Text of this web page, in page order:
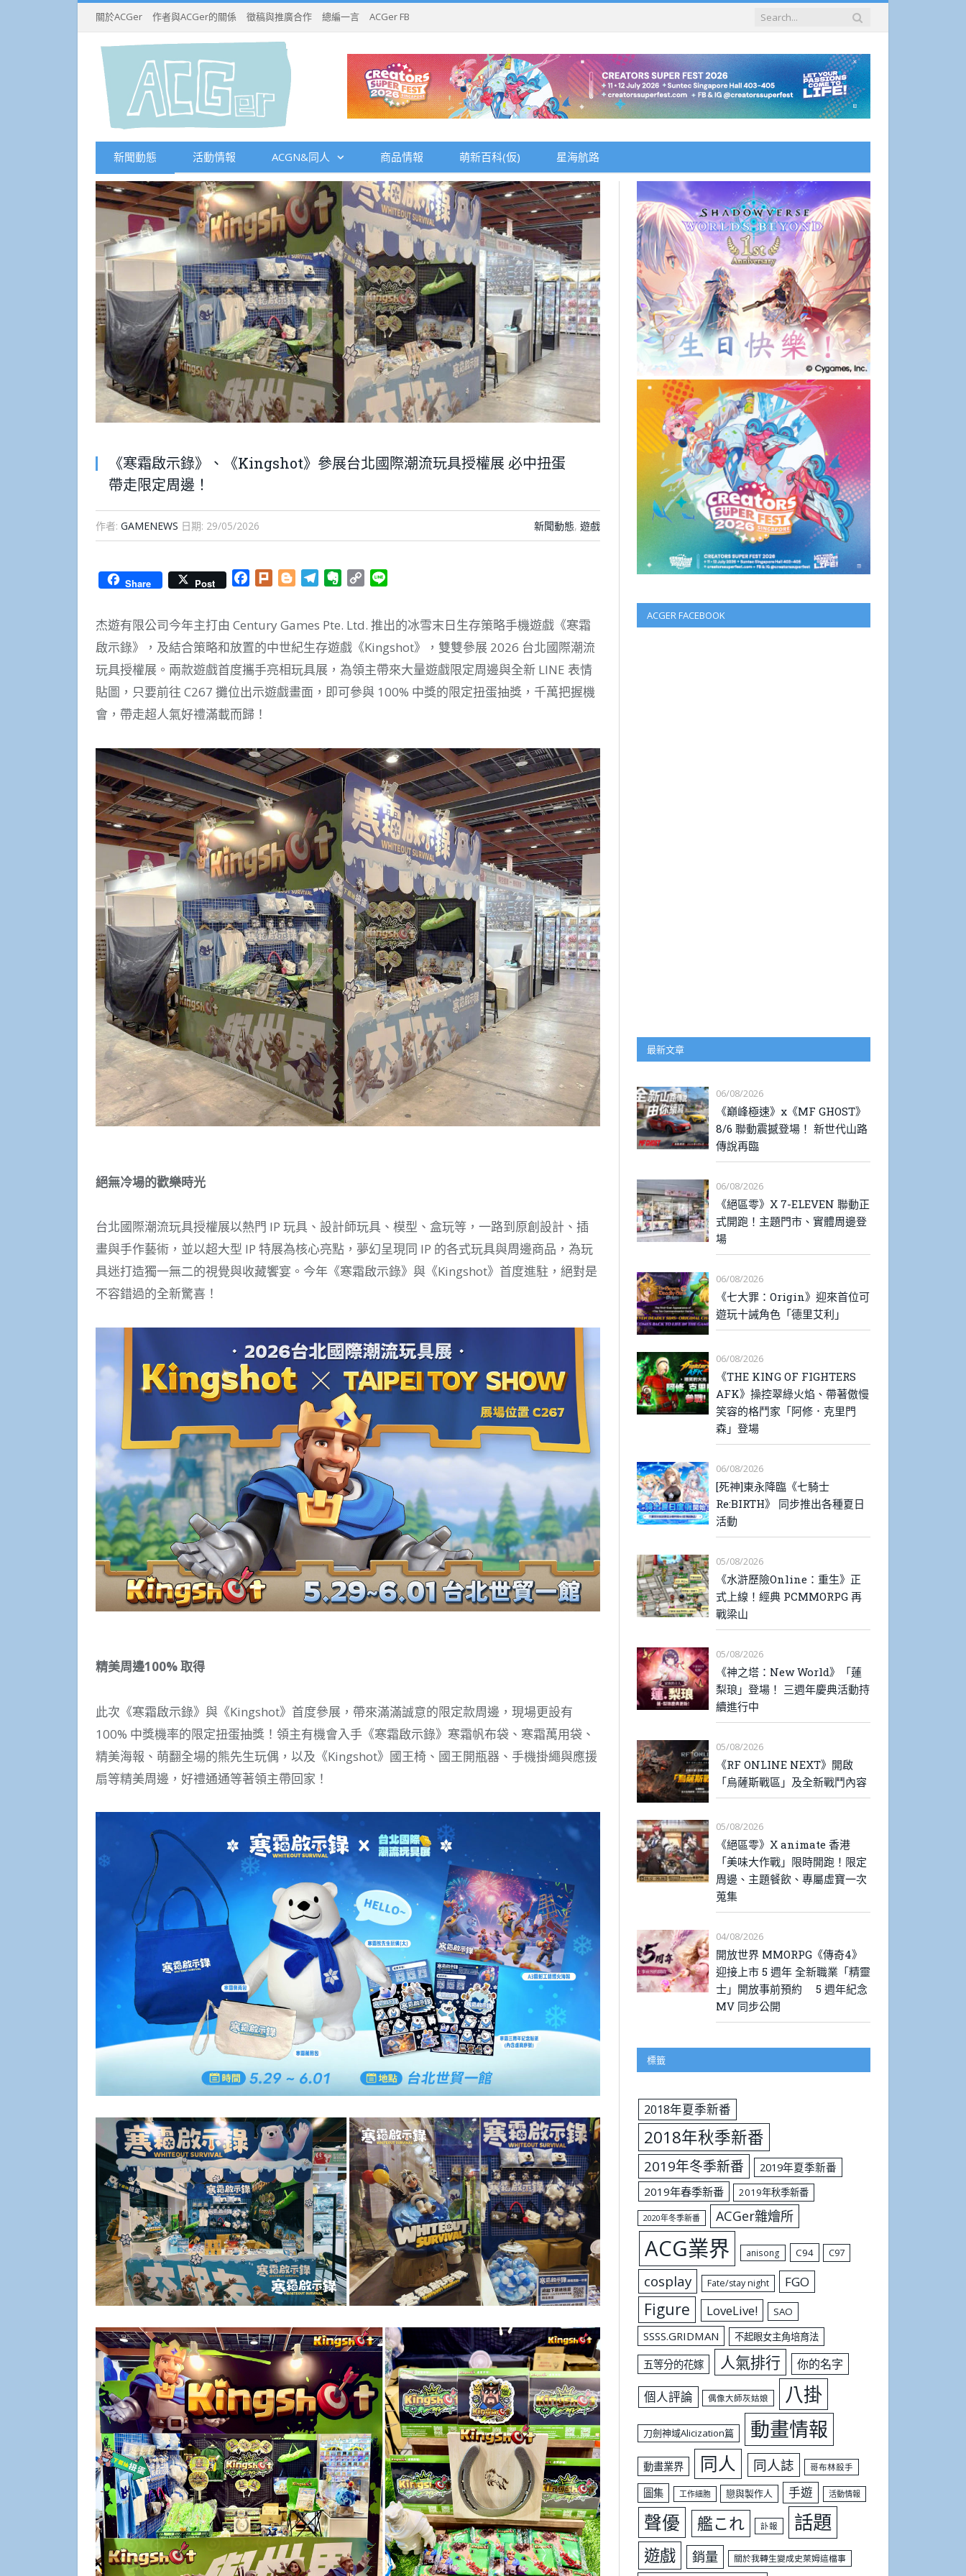
關於ACGer 作者與ACGer的關係 徵稿與推廣合作 總編一言 ACGer FB
新聞動態 活動情報 ACGN&同人 商品情報 萌新百科(仮) 星海航路
《寒霜啟示錄》、《Kingshot》參展台北國際潮流玩具授權展 必中扭蛋
帶走限定周邊！
作者: GAMENEWS 日期: 29/05/2026 新聞動態, 遊戲
Share Post Facebook
Plurk BloggerTelegramEvernote
Copy
杰遊有限公司今年主打由 Century Games Pte. Ltd. 推出的冰雪末日生存策略手機遊戲《寒霜
啟示錄》，及結合策略和放置的中世紀生存遊戲《Kingshot》，雙雙參展 2026 台北國際潮流
玩具授權展。兩款遊戲首度攜手亮相玩具展，為領主帶來大量遊戲限定周邊與全新 LINE 表情
貼圖，只要前往 C267 攤位出示遊戲畫面，即可參與 100% 中獎的限定扭蛋抽獎，千萬把握機
會，帶走超人氣好禮滿載而歸！
絕無冷場的歡樂時光
台北國際潮流玩具授權展以熱門 IP 玩具、設計師玩具、模型、盒玩等，一路到原創設計、插
畫與手作藝術，並以超大型 IP 特展為核心亮點，夢幻呈現同 IP 的各式玩具與周邊商品，為玩
具迷打造獨一無二的視覺與收藏饗宴。今年《寒霜啟示錄》與《Kingshot》首度進駐，絕對是
不容錯過的全新驚喜！
精美周邊100% 取得
此次《寒霜啟示錄》與《Kingshot》首度參展，帶來滿滿誠意的限定款周邊，現場更設有
100% 中獎機率的限定扭蛋抽獎！領主有機會入手《寒霜啟示錄》寒霜帆布袋、寒霜萬用袋、
精美海報、萌翻全場的熊先生玩偶，以及《Kingshot》國王椅、國王開瓶器、手機掛繩與應援
扇等精美周邊，好禮通通等著領主帶回家！
ACGER FACEBOOK
最新文章
06/08/2026
《巔峰極速》x《MF GHOST》
8/6 聯動震撼登場！ 新世代山路
傳說再臨
06/08/2026
《絕區零》X 7-ELEVEN 聯動正
式開跑！主題門市、實體周邊登
場
06/08/2026
《七大罪：Origin》迎來首位可
遊玩十誡角色「德里艾利」
06/08/2026
《THE KING OF FIGHTERS
AFK》操控翠綠火焰、帶著傲慢
笑容的格鬥家「阿修．克里門
森」登場
06/08/2026
[死神]東永降臨《七騎士
Re:BIRTH》 同步推出各種夏日
活動
05/08/2026
《水滸歷險Online：重生》正
式上線！經典 PCMMORPG 再
戰梁山
05/08/2026
《神之塔：New World》「蓮
梨琅」登場！ 三週年慶典活動持
續進行中
05/08/2026
《RF ONLINE NEXT》開啟
「烏薩斯戰區」及全新戰鬥內容
05/08/2026
《絕區零》X animate 香港
「美味大作戰」限時開跑！限定
周邊、主題餐飲、專屬虛寶一次
蒐集
04/08/2026
開放世界 MMORPG《傳奇4》
迎接上市 5 週年 全新職業「精靈
士」開放事前預約 5 週年紀念
MV 同步公開
標籤
2018年夏季新番
2018年秋季新番
2019年冬季新番
2019年夏季新番
2019年春季新番
2019年秋季新番
2020年冬季新番 ACGer雜燴所
ACG業界 anisong C94 C97
cosplay Fate/stay night FGO
Figure LoveLive! SAO
SSSS.GRIDMAN 不起眼女主角培育法
五等分的花嫁 人氣排行 你的名字
個人評論 偶像大師灰姑娘 八掛
刀劍神域Alicization篇 動畫情報
動畫業界 同人 同人誌 哥布林殺手
圖集 工作細胞 戀與製作人 手遊 活動情報
聲優 艦これ 訃報 話題
遊戲 銷量 關於我轉生變成史萊姆這檔事